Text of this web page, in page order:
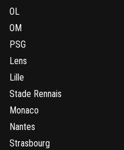
OL
OM
PSG
Lens
Lille
Stade Rennais
Monaco
Nantes
Strasbourg